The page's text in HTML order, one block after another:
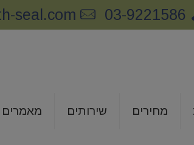
03-9221586
seal.com
מחירים שירותים מאמרים